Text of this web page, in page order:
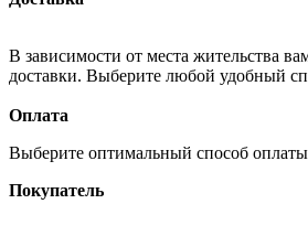
В зависимости от места жительства
доставки. Выберите любой удобный
Оплата
Выберите оптимальный способ
Покупатель